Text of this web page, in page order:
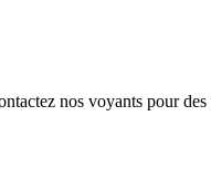
nos voyants pour